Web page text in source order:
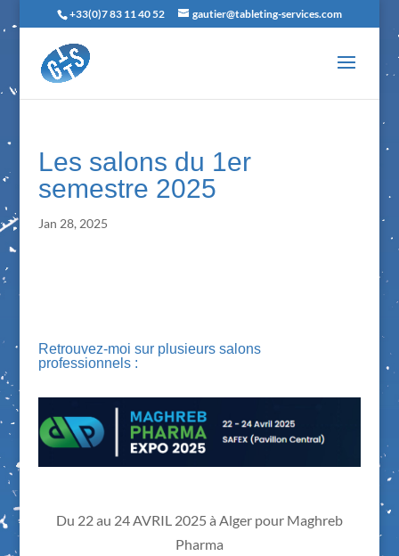
+33(0)7 83 11 40 52 gautier@tableting-services.com
Les salons du 1er
semestre 2025
Jan 28, 2025
Retrouvez-moi sur plusieurs salons
professionnels :
Du 22 au 24 AVRIL 2025 à Alger pour Maghreb
Pharma